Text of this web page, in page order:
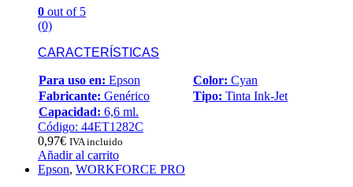
0 out of 5
(0)
CARACTERÍSTICAS
Para uso en: Epson Color: Cyan
Fabricante: Genérico Tipo: Tinta Ink-Jet
Capacidad: 6,6 ml.
Código: 44ET1282C
0,97€ IVA incluido
Añadir al carrito
Epson, WORKFORCE PRO